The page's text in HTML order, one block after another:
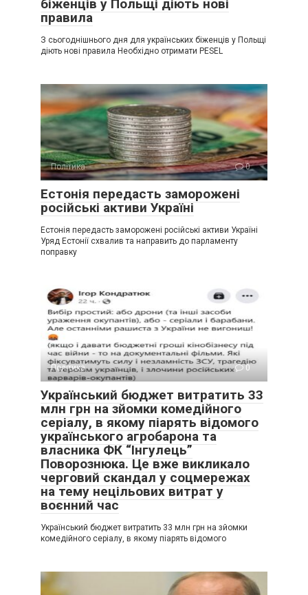
біженців у Польщі діють нові
правила
З сьогоднішнього дня для українських біженців у Польщі
діють нові правила Необхідно отримати PESEL
Політика 0
Естонія передасть заморожені
російські активи Україні
Естонія передасть заморожені російські активи Україні
Уряд Естонії схвалив та направить до парламенту
поправку
Політика 0
Український бюджет витратить 33
млн грн на зйомки комедійного
серіалу, в якому піарять відомого
українського агробарона та
власника ФК “Інгулець”
Поворознюка. Це вже викликало
черговий скандал у соцмережах
на тему нецільових витрат у
воєнний час
Український бюджет витратить 33 млн грн на зйомки
комедійного серіалу, в якому піарять відомого